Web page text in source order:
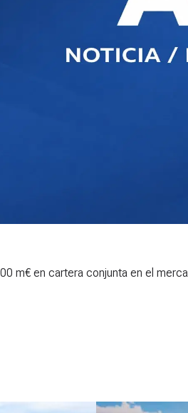
m€ en cartera conjunta en el